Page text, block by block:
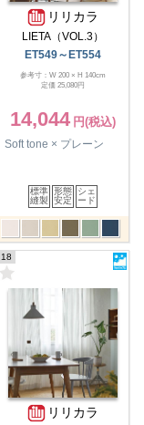
リリカラ
LIETA（VOL.3）
ET549～ET554
参考寸：W 200 × H 140cm
定価 25,080円
14,044
Soft tone × プレーン
標準
縫製
形態
安定
シェ
ード
18
リリカラ